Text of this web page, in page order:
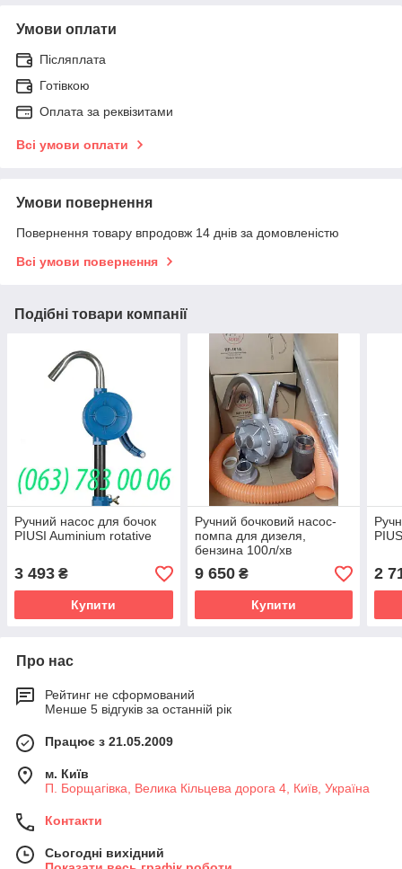
Умови оплати
Післяплата
Готівкою
Оплата за реквізитами
Всі умови оплати
Умови повернення
Повернення товару впродовж 14 днів за домовленістю
Всі умови повернення
Подібні товари компанії
Ручний насос для бочок
PIUSI Auminium rotative
3 493 ₴
Купити
Ручний бочковий насос-
помпа для дизеля,
бензина 100л/хв
9 650₴
Купити
2
Про нас
Рейтинг не сформований
Менше 5 відгуків за останній рік
Працює з 21.05.2009
м. Київ
П. Борщагівка, Велика Кільцева дорога 4, Київ, Україна
Контакти
Сьогодні вихідний